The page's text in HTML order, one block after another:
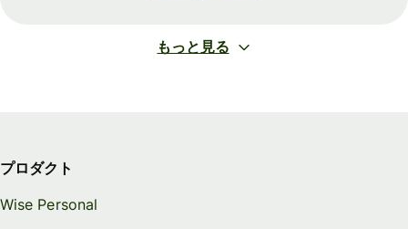
もっと見る
プロダクト
Wise Personal